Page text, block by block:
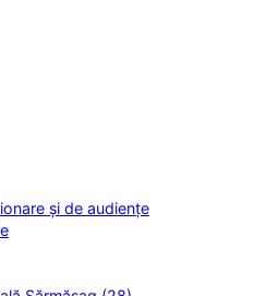
și de audiențe